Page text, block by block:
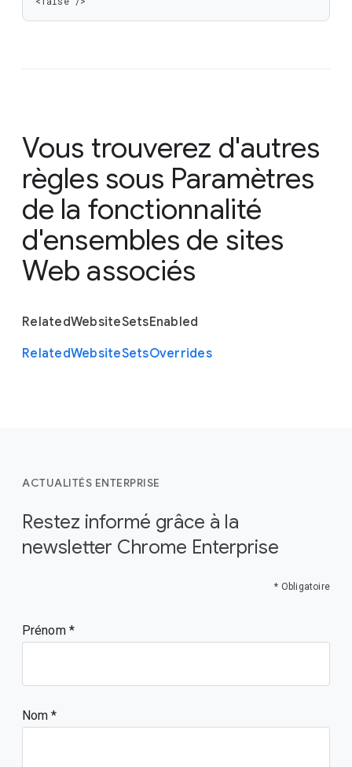
Vous trouverez d'autres
règles sous Paramètres
de la fonctionnalité
d'ensembles de sites
Web associés
RelatedWebsiteSetsEnabled
RelatedWebsiteSetsOverrides
ACTUALITÉS ENTERPRISE
Restez informé grâce à la
newsletter Chrome Enterprise
* Obligatoire
Prénom
Nom